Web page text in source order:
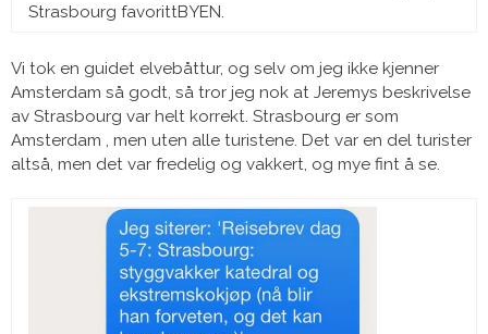
Strasbourg favorittBYEN.
Vi tok en guidet elvebåttur, og selv om jeg ikke kjenner
Amsterdam så godt, så tror jeg nok at Jeremys beskrivelse
av Strasbourg var helt korrekt. Strasbourg er som
Amsterdam , men uten alle turistene. Det var en del turister
altså, men det var fredelig og vakkert, og mye fint å se.